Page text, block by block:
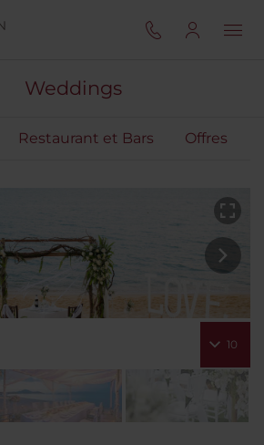
Weddings
Restaurant et Bars Offres
10